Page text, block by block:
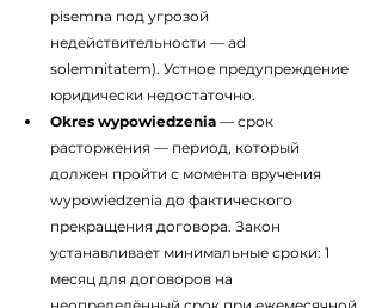
pisemna под угрозой
недействительности — ad
solemnitatem). Устное предупреждение
юридически недостаточно.
Okres wypowiedzenia — срок
расторжения — период, который
должен пройти с момента вручения
wypowiedzenia до фактического
прекращения договора. Закон
устанавливает минимальные сроки: 1
месяц для договоров на